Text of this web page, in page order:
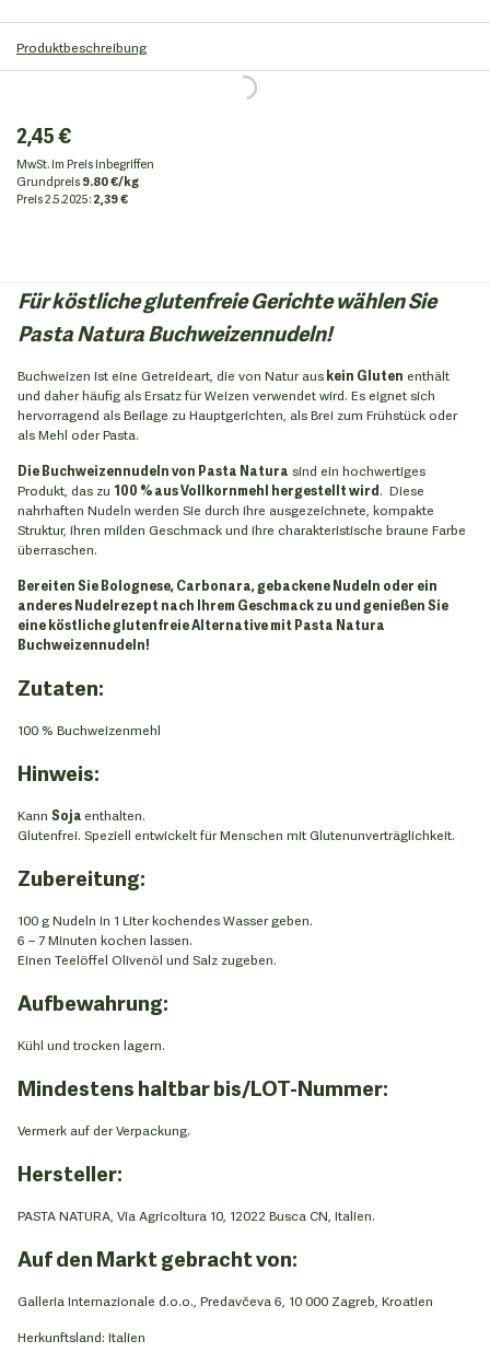
Produktbeschreibung
2,45 €
MwSt. im Preis inbegriffen
Grundpreis9.80 €/kg
Preis2.5.2025:2,39 €
Für köstliche glutenfreie Gerichte wählen Sie
Pasta Natura Buchweizennudeln!
Buchweizen ist eine Getreideart, die von Natur auskein Gluten enthält
und daher häufig als Ersatz für Weizen verwendet wird. Es eignet sich
hervorragend als Beilage zu Hauptgerichten, als Brei zum Frühstück oder
als Mehl oder Pasta.
Die Buchweizennudeln von Pasta Natura sind ein hochwertiges
Produkt, das zu 100 % aus Vollkornmehl hergestellt wird. Diese
nahrhaften Nudeln werden Sie durch ihre ausgezeichnete, kompakte
Struktur, ihren milden Geschmack und ihre charakteristische braune Farbe
überraschen.
Bereiten Sie Bolognese, Carbonara, gebackene Nudeln oder ein
anderes Nudelrezept nach Ihrem Geschmack zu und genießen Sie
eine köstliche glutenfreie Alternative mit Pasta Natura
Buchweizennudeln!
Zutaten:
100 % Buchweizenmehl
Hinweis:
Kann Sojaenthalten.
Glutenfrei. Speziell entwickelt für Menschen mit Glutenunverträglichkeit.
Zubereitung:
100 g Nudeln in 1 Liter kochendes Wasser geben.
6 – 7 Minuten kochen lassen.
Einen Teelöffel Olivenöl und Salz zugeben.
Aufbewahrung:
Kühl und trocken lagern.
Mindestens haltbar bis/LOT-Nummer:
Vermerk auf der Verpackung.
Hersteller:
PASTA NATURA, Via Agricoltura 10, 12022 Busca CN, Italien.
Auf den Markt gebracht von:
Galleria Internazionale d.o.o., Predavčeva 6, 10 000 Zagreb, Kroatien
Herkunftsland: Italien